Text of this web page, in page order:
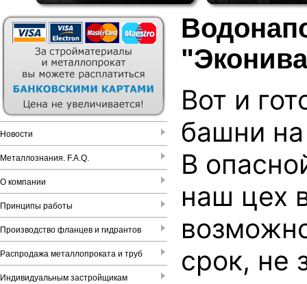
Новости
Металлознания. F.A.Q.
О компании
Принципы работы
Производство фланцев и гидрантов
Распродажа металлопроката и труб
Индивидуальным застройщикам
Вот и
башни
В
наш цех
срок, не